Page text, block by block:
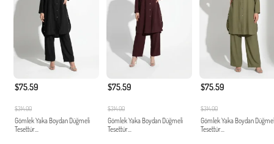
$75.59
$314.00
Gömlek Yaka Boydan Düğmeli
Tesettür...
$75.59
$314.00
Gömlek Yaka Boydan Düğmeli
Tesettür...
$75.59
$314.00
Gömlek Yaka Boydan
Tesettür...